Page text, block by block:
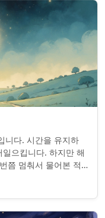
니다. 시간을 유지하
으킵니다. 하지만 해
쯤 멈춰서 물어본 적